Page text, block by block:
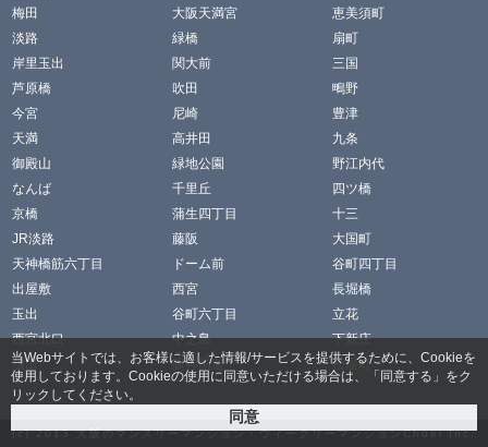
当Webサイトでは、お客様に適した情報/サービスを提供するために、Cookieを
使用しております。Cookieの使用に同意いただける場合は、「同意する」をク
リックしてください。
梅田
大阪天満宮
恵美須町
淡路
緑橋
扇町
岸里玉出
関大前
三国
芦原橋
吹田
鴫野
今宮
尼崎
豊津
天満
高井田
九条
御殿山
緑地公園
野江内代
なんば
千里丘
四ツ橋
京橋
蒲生四丁目
十三
JR淡路
藤阪
大国町
天神橋筋六丁目
ドーム前
谷町四丁目
出屋敷
西宮
長堀橋
玉出
谷町六丁目
立花
西宮北口
中之島
下新庄
放出
阪神国道 松屋町
(c) 2013大阪のマンスリーマンション・ウィークリーマンションChoeiInc.